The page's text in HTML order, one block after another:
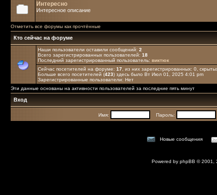
Интересно
Интересное описание
Отметить все форумы как прочтённые
Кто сейчас на форуме
Наши пользователи оставили сообщений: 2
Всего зарегистрированных пользователей: 18
Последний зарегистрированный пользователь: виктюк
Сейчас посетителей на форуме: 17 , из них зарегистрированных: 0,
Больше всего посетителей (423) здесь было Вт Июл 01, 2025 4:01 pm
Зарегистрированные пользователи: Нет
Эти данные основаны на активности пользователей за последние пять минут
Вход
Имя: Пароль:
Новые сообщения
Powered by phpBB © 2001,